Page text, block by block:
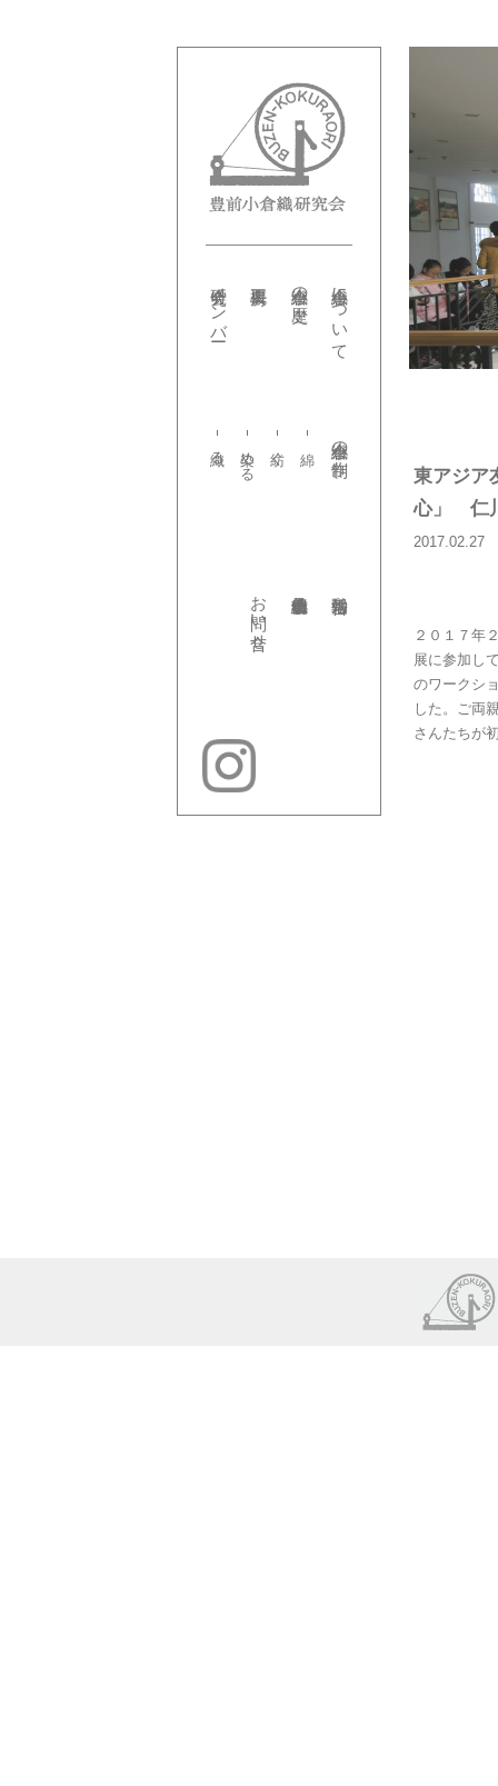
小倉織について
小倉織の歴史
研究会メンバー
小倉織の制作
紡ぐ
染める
織る
お問い合せ
東アジア
心」 仁
2017.02.27
２０１７年
展に参加し
のワークシ
した。ご両
さんたちが